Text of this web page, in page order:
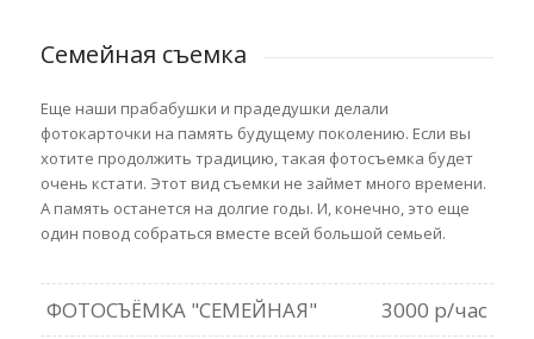
Семейная съемка
Еще наши прабабушки и прадедушки делали
фотокарточки на память будущему поколению. Если вы
хотите продолжить традицию, такая фотосъемка будет
очень кстати. Этот вид съемки не займет много времени.
А память останется на долгие годы. И, конечно, это еще
один повод собраться вместе всей большой семьей.
ФОТОСЪЁМКА "СЕМЕЙНАЯ" 3000 р/час